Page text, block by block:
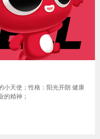
小天使；性格：阳光开朗 健康
的精神；